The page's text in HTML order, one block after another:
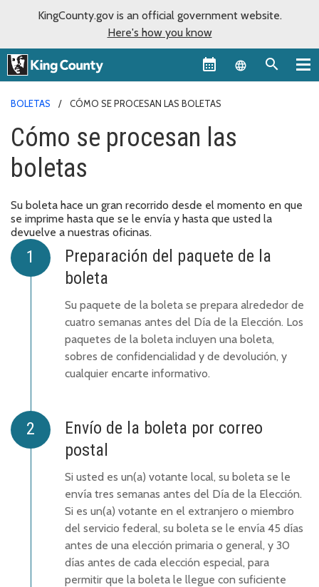
KingCounty.gov is an official government website.
Here's how you know
Language
BOLETAS CÓMO SE PROCESAN LAS BOLETAS
Cómo se procesan las
boletas
Su boleta hace un gran recorrido desde el momento en que
se imprime hasta que se le envía y hasta que usted la
devuelve a nuestras oficinas.
Preparación del paquete de la
boleta
Su paquete de la boleta se prepara alrededor de
cuatro semanas antes del Día de la Elección. Los
paquetes de la boleta incluyen una boleta,
sobres de confidencialidad y de devolución, y
cualquier encarte informativo.
Envío de la boleta por correo
postal
Si usted es un(a) votante local, su boleta se le
envía tres semanas antes del Día de la Elección.
Si es un(a) votante en el extranjero o miembro
del servicio federal, su boleta se le envía 45 días
antes de una elección primaria o general, y 30
días antes de cada elección especial, para
permitir que la boleta le llegue con suficiente